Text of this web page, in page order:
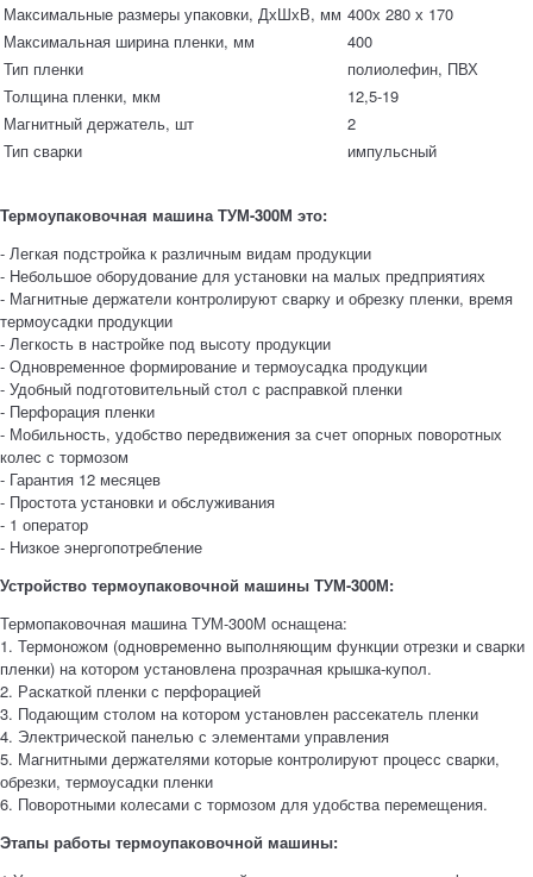
Максимальные размеры упаковки, ДхШхВ, мм 400х 280 х 170
Максимальная ширина пленки, мм
400
Тип пленки
полиолефин, ПВХ
Толщина пленки, мкм
12,5-19
Магнитный держатель, шт
2
Тип сварки
импульсный
Термоупаковочная машина ТУМ-300М это:
- Легкая подстройка к различным видам продукции
- Небольшое оборудование для установки на малых предприятиях
- Магнитные держатели контролируют сварку и обрезку пленки, время
термоусадки продукции
- Легкость в настройке под высоту продукции
- Одновременное формирование и термоусадка продукции
- Удобный подготовительный стол с расправкой пленки
- Перфорация пленки
- Мобильность, удобство передвижения за счет опорных поворотных
колес с тормозом
- Гарантия 12 месяцев
- Простота установки и обслуживания
- 1 оператор
- Низкое энергопотребление
Устройство термоупаковочной машины ТУМ-300М:
Термопаковочная машина ТУМ-300М оснащена:
1. Термоножом (одновременно выполняющим функции отрезки и сварки
пленки) на котором установлена прозрачная крышка-купол.
2. Раскаткой пленки с перфорацией
3. Подающим столом на котором установлен рассекатель пленки
4. Электрической панелью с элементами управления
5. Магнитными держателями которые контролируют процесс сварки,
обрезки, термоусадки пленки
6. Поворотными колесами с тормозом для удобства перемещения.
Этапы работы термоупаковочной машины: